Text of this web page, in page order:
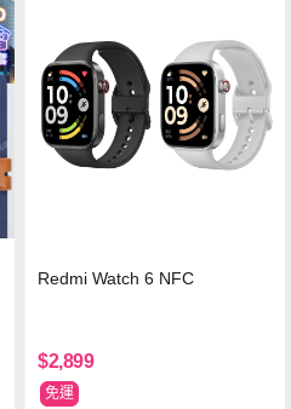
Redmi Watch 6 NFC
$2,899
免運